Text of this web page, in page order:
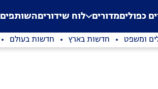
Application error: a
. כפוליםמדורים לוח שידוריםהשותפים
ומשפט חדשות בארץ חדשות בעולם